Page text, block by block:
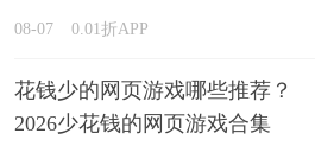
08-07 0.01折APP
花钱少的网页游戏哪些推荐？
2026少花钱的网页游戏合集